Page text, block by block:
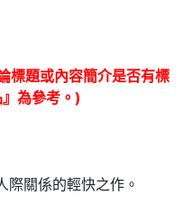
標題或內容簡介是否有標
為參考。)
際關係的輕快之作。